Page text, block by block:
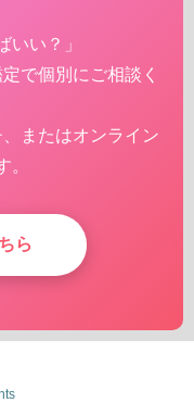
いい？」
で個別にご相談く
またはオンライン
。
ら